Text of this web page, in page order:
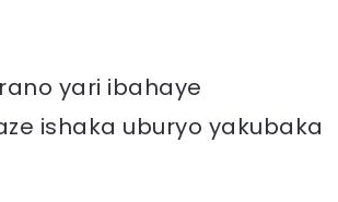
yari ibahaye
ishaka uburyo yakubaka